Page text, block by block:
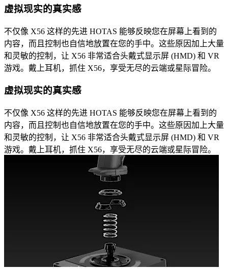
虚拟现实的真实感
不仅像 X56 这样的先进 HOTAS 能够反映您在屏幕上看到的
内容，而且控制也自信地放置在您的手中。这些原因加上大量
和灵敏的控制，让 X56 非常适合头戴式显示屏 (HMD) 和 VR
游戏。戴上耳机，抓住 X56，享受无尽的云端或星际冒险。
虚拟现实的真实感
不仅像 X56 这样的先进 HOTAS 能够反映您在屏幕上看到的
内容，而且控制也自信地放置在您的手中。这些原因加上大量
和灵敏的控制，让 X56 非常适合头戴式显示屏 (HMD) 和 VR
游戏。戴上耳机，抓住 X56，享受无尽的云端或星际冒险。